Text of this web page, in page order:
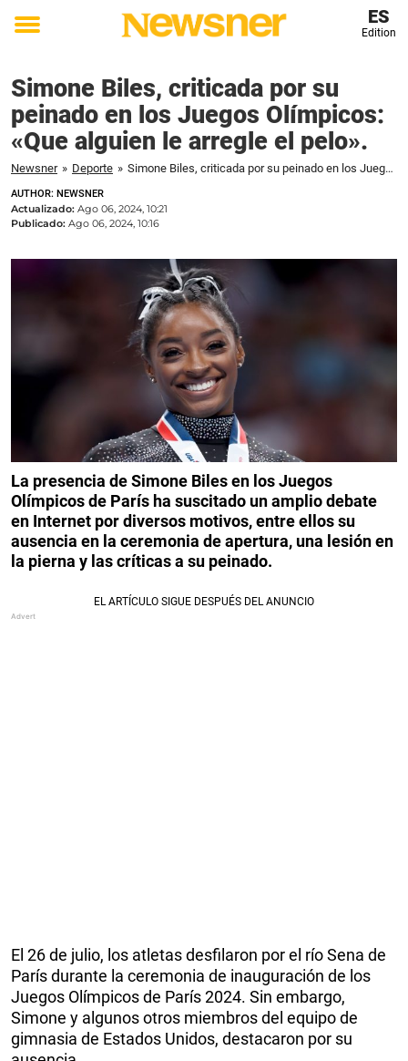
Toggle
ES
Edition
Simone Biles, criticada por su
peinado en los Juegos Olímpicos:
«Que alguien le arregle el pelo».
Newsner » Deporte » Simone Biles, criticada por su peinado en los Juegos Olímpicos: "Que alguien le arregle el pelo".
AUTHOR: NEWSNER
Actualizado: Ago 06, 2024, 10:21
Publicado: Ago 06, 2024, 10:16
La presencia de Simone Biles en los Juegos
Olímpicos de París ha suscitado un amplio debate
en Internet por diversos motivos, entre ellos su
ausencia en la ceremonia de apertura, una lesión en
la pierna y las críticas a su peinado.
El 26 de julio, los atletas desfilaron por el río Sena de
París durante la ceremonia de inauguración de los
Juegos Olímpicos de París 2024. Sin embargo,
Simone y algunos otros miembros del equipo de
gimnasia de Estados Unidos, destacaron por su